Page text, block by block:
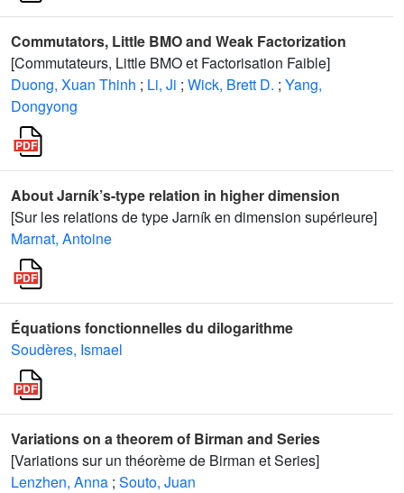
Commutators, Little BMO and Weak Factorization
[Commutateurs, Little BMO et Factorisation Faible]
Duong, Xuan Thinh ; Li, Ji ; Wick, Brett D. ; Yang,
Dongyong
About Jarník’s-type relation in higher dimension
[Sur les relations de type Jarník en dimension supérieure]
Marnat, Antoine
Équations fonctionnelles du dilogarithme
Soudères, Ismael
Variations on a theorem of Birman and Series
[Variations sur un théorème de Birman et Series]
Lenzhen, Anna ; Souto, Juan